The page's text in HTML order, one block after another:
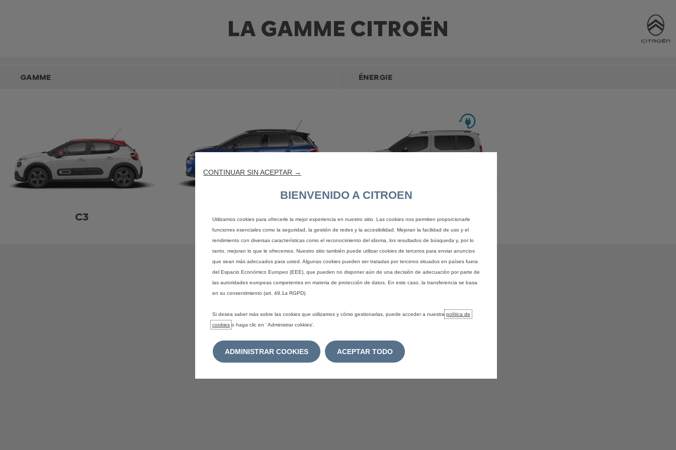
LA GAMME CITROËN
GAMME ÉNERGIE
C3 C3 AIRCROSS BERLINGO
CONTINUAR SIN ACEPTAR →
BIENVENIDO A CITROEN
Utilizamos cookies para ofrecerle la mejor experiencia en nuestro sitio. Las cookies nos permiten proporcionarle
funciones esenciales como la seguridad, la gestión de redes y la accesibilidad. Mejoran la facilidad de uso y el
rendimiento con diversas características como el reconocimiento del idioma, los resultados de búsqueda y, por lo
tanto, mejoran lo que le ofrecemos. Nuestro sitio también puede utilizar cookies de terceros para enviar anuncios
que sean más adecuados para usted. Algunas cookies pueden ser tratadas por terceros situados en países fuera
del Espacio Económico Europeo (EEE), que pueden no disponer aún de una decisión de adecuación por parte de
las autoridades europeas competentes en materia de protección de datos. En este caso, la transferencia se basa
en su consentimiento (art. 49.1a RGPD).
Si desea saber más sobre las cookies que utilizamos y cómo gestionarlas, puede acceder a nuestra política de
cookies o haga clic en ' Administrar cokkies'.
ADMINISTRAR COOKIES ACEPTAR TODO